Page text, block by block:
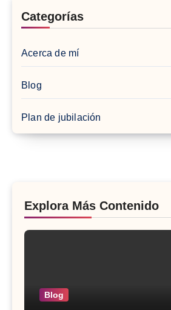
Categorías
Acerca de mí
Blog
Plan de jubilación
Explora Más Contenido
Blog